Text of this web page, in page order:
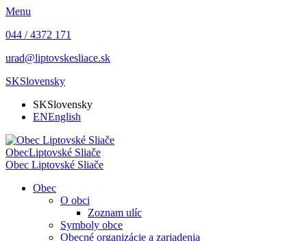
Menu
044 / 4372 171
urad@liptovskesliace.sk
SKSlovensky
SKSlovensky
ENEnglish
ObecLiptovské Sliače
Obec Liptovské Sliače
Obec
O obci
Zoznam ulíc
Symboly obce
Obecné organizácie a zariadenia